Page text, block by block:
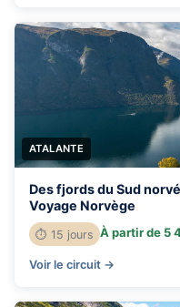
ATALANTE
Des fjords du Sud
Voyage Norvège
⏱ 15 jours À partir de 5
Voir le circuit →